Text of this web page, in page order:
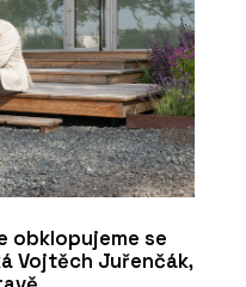
obklopujeme se
Vojtěch Juřenčák,